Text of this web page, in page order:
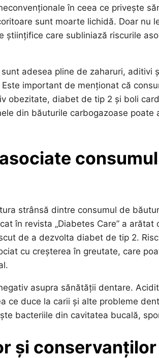
în ceea ce privește
sunt moarte lichidă. Doar nu
științifice care subliniază riscurile
adesea pline de zaharuri, aditivi
important de menționat că
obezitate, diabet de tip 2 și boli
din băuturile carbogazoase
strânsă dintre consumul de
în revista „Diabetes Care” a arătat
de a dezvolta diabet de tip 2.
cu creșterea în greutate, care
asupra sănătății dentare.
ce duce la carii și alte probleme
bacteriile din cavitatea bucală,
și conservanților